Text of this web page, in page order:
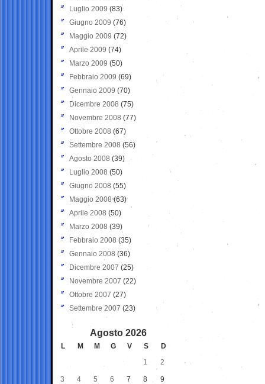
Luglio 2009 (83)
Giugno 2009 (76)
Maggio 2009 (72)
Aprile 2009 (74)
Marzo 2009 (50)
Febbraio 2009 (69)
Gennaio 2009 (70)
Dicembre 2008 (75)
Novembre 2008 (77)
Ottobre 2008 (67)
Settembre 2008 (56)
Agosto 2008 (39)
Luglio 2008 (50)
Giugno 2008 (55)
Maggio 2008(63)
Aprile 2008 (50)
Marzo 2008 (39)
Febbraio 2008 (35)
Gennaio 2008 (36)
Dicembre 2007 (25)
Novembre 2007 (22)
Ottobre 2007 (27)
Settembre 2007 (23)
Agosto 2026
L M M G V S
D
1
2
3 4 5 6 7 8 9